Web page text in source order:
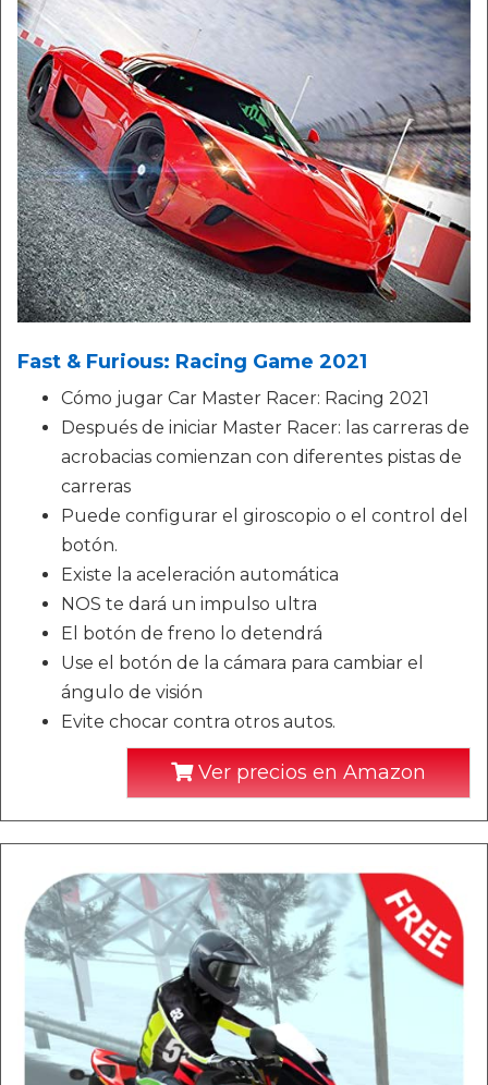
Fast & Furious: Racing Game 2021
Cómo jugar Car Master Racer: Racing 2021
Después de iniciar Master Racer: las carreras de
acrobacias comienzan con diferentes pistas de
carreras
Puede configurar el giroscopio o el control del
botón.
Existe la aceleración automática
NOS te dará un impulso ultra
El botón de freno lo detendrá
Use el botón de la cámara para cambiar el
ángulo de visión
Evite chocar contra otros autos.
Ver precios en Amazon